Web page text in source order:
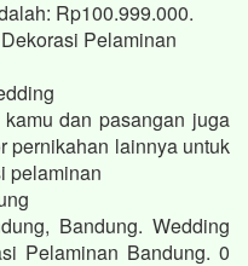
Rp100.999.000.
Pelaminan
dan pasangan juga
pernikahan lainnya untuk
pelaminan
Bandung. Wedding
Pelaminan Bandung. 0